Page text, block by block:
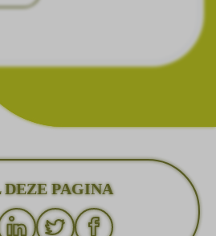
DEZE PAGINA